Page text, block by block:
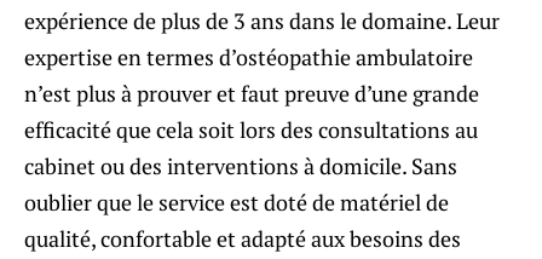
expérience de plus de 3 ans dans le domaine. Leur
expertise en termes d’ostéopathie ambulatoire
n’est plus à prouver et faut preuve d’une grande
efficacité que cela soit lors des consultations au
cabinet ou des interventions à domicile. Sans
oublier que le service est doté de matériel de
qualité, confortable et adapté aux besoins des